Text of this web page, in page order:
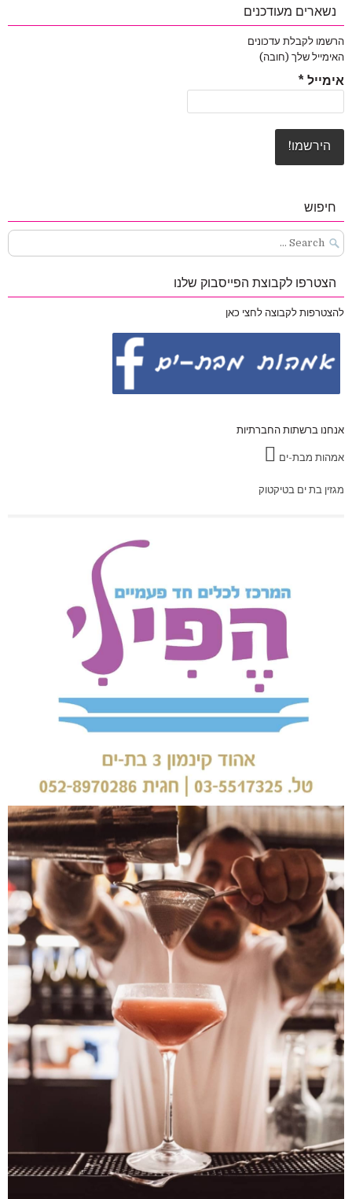
נשארים מעודכנים
הרשמו לקבלת עדכונים
האימייל שלך (חובה)
אימייל *
חיפוש
Search
for:
הצטרפו לקבוצת הפייסבוק שלנו
להצטרפות לקבוצה לחצי כאן
אנחנו ברשתות החברתיות
אמהות מבת-ים
מגזין בת ים בטיקטוק